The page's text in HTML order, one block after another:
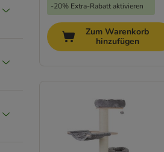
(3) -20% Extra-Rabatt aktivieren
Zum Warenkorb
hinzufügen